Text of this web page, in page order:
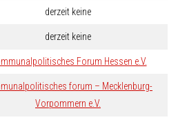
derzeit keine
derzeit keine
Forum Hessen e.V.
forum – Mecklenburg-
Vorpommern e.V.